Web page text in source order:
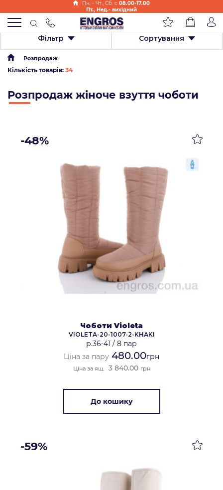
Пн. - Чт., Cб. с 08.00-17.00
Пт., Нед.- вихідний
Фільтр Сортування
Розпродаж
Кількість товарів: 34
Розпродаж жіноче взуття чоботи
-48%
Чоботи Violeta
VIOLETA-20-1007-2-KHAKI
р.36-41 / 8 пар
Ціна за пару 480.00грн
Ціна за ящ. 3 840.00 грн
До кошику
-59%